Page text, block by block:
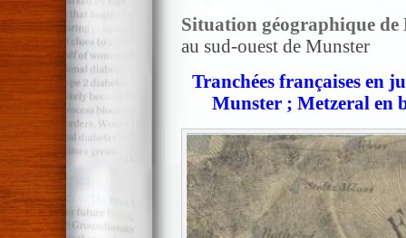
Situation géographique
au sud-ouest de Munster
Tranchées françaises en
Munster ; Metzeral en